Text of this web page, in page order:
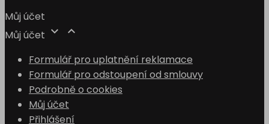
Můj účet
Můj účet  
Formulář pro uplatnění reklamace
Formulář pro odstoupení od smlouvy
Podrobně o cookies
Můj účet
Přihlášení